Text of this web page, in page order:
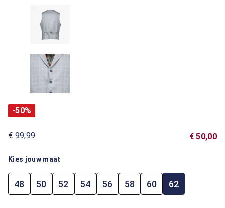
-50%
€ 99,99 € 50,00
Kies jouw maat
48 50 52 54 56 58 60 62